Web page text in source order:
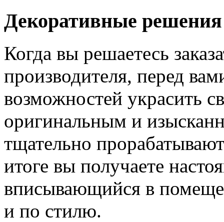
Декоративные решения
Когда вы решаетесь
производителя, перед
возможностей украсить
оригинальным и
тщательно
итоге вы получаете
вписывающийся в
и по стилю.